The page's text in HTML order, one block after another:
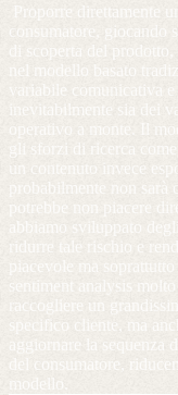
Proporre direttamente
consumatore, giocando
di scoperta del
nel modello basato
variabile comunicativa
inevitabilmente sia dei
operativo a monte. Il
gli sforzi di ricerca
un contenuto invece
probabilmente non
potrebbe non piacere
abbiamo sviluppato
ridurre tale rischio e
piacevole ma
sentiment analysis
raccogliere un
specifico cliente, ma
aggiornare la sequenza
del consumatore,
modello.